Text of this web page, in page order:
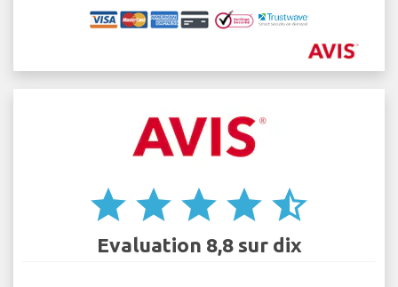
star star star star star_half
Evaluation 8,8 sur dix